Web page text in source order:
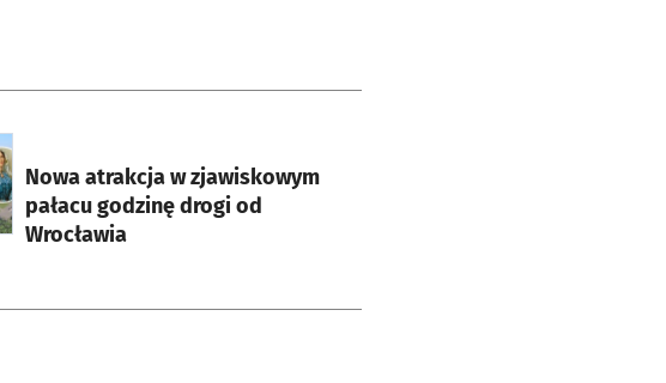
Nowa atrakcja w zjawiskowym
pałacu godzinę drogi od
Wrocławia
karcie